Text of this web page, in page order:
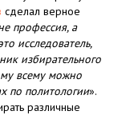
сделал верное
профессия, а
исследователь,
избирательного
всему можно
по политологии».
различные